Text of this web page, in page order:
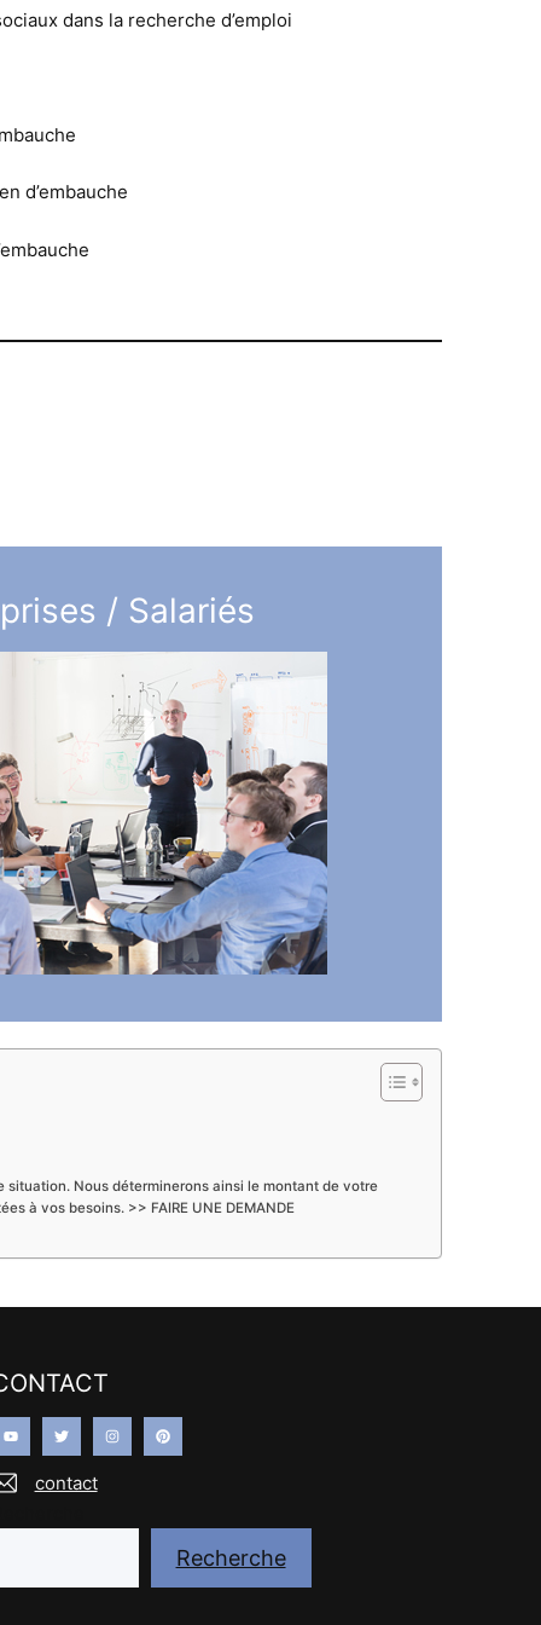
dans la recherche d’emploi
d’embauche
/ Salariés
Nous déterminerons ainsi le montant de votre
à vos besoins. >> FAIRE UNE DEMANDE
contact
Recherche